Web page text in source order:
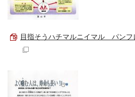
目指そうハチマルニイマル パンフ